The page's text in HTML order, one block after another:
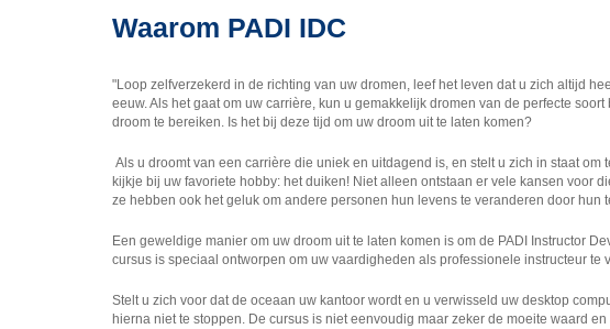
Waarom PADI IDC
"Loop zelfverzekerd in de richting van uw dromen, leef het leven dat u zich altijd
eeuw. Als het gaat om uw carrière, kun u gemakkelijk dromen van de perfecte
droom te bereiken. Is het bij deze tijd om uw droom uit te laten komen?
Als u droomt van een carrière die uniek en uitdagend is, en stelt u zich in staat
kijkje bij uw favoriete hobby: het duiken! Niet alleen ontstaan er vele kansen voor
ze hebben ook het geluk om andere personen hun levens te veranderen door hun
Een geweldige manier om uw droom uit te laten komen is om de PADI Instructor
cursus is speciaal ontworpen om uw vaardigheden als professionele instructeur te
Stelt u zich voor dat de oceaan uw kantoor wordt en u verwisseld uw desktop
hierna niet te stoppen. De cursus is niet eenvoudig maar zeker de moeite waard